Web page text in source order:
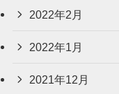
2022年2月
2022年1月
2021年12月